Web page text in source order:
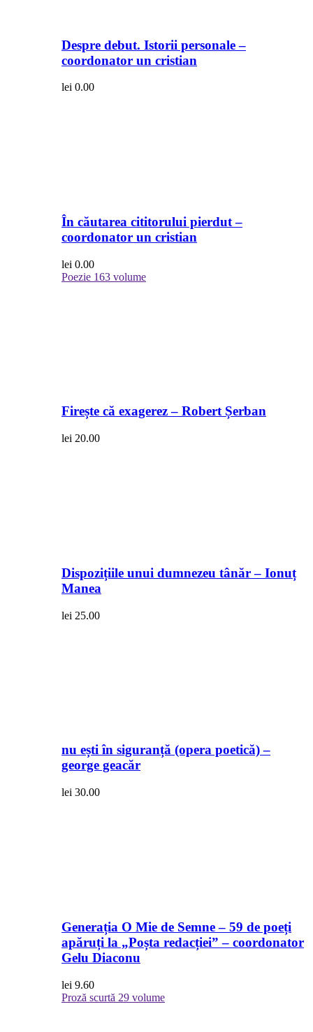
Despre debut. Istorii personale –
coordonator un cristian
lei 0.00
În căutarea cititorului pierdut –
coordonator un cristian
lei 0.00
Poezie 163 volume
Firește că exagerez – Robert Șerban
lei 20.00
Dispozițiile unui dumnezeu tânăr – Ionuț
Manea
lei 25.00
nu ești în siguranță (opera poetică) –
george geacăr
lei 30.00
Generația O Mie de Semne – 59 de poeți
apăruți la „Poșta redacției” – coordonator
Gelu Diaconu
lei 9.60
Proză scurtă 29 volume